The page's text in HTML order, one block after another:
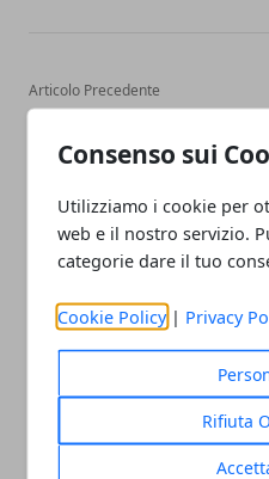
Consenso sui
Utilizziamo i cookie per
web e il nostro servizio.
categorie dare il tuo
Cookie Policy | Privacy
Rifiuta
Articolo Precedente
Palazzaccio e in via Milano:
due arresti